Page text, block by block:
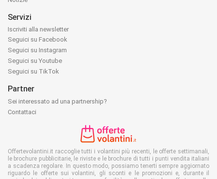
Servizi
Iscriviti alla newsletter
Seguici su Facebook
Seguici su Instagram
Seguici su Youtube
Seguici su TikTok
Partner
Sei interessato ad una partnership?
Contattaci
Offertevolantini.it raccoglie tutti i volantini più recenti, le offerte settimanali,
le brochure pubblicitarie, le riviste e le brochure di tutti i punti vendita italiani
a scadenza regolare. In questo modo, possiamo tenerti sempre aggiornato
riguardo le offerte sui volantini, gli sconti e le promozioni e, durante il